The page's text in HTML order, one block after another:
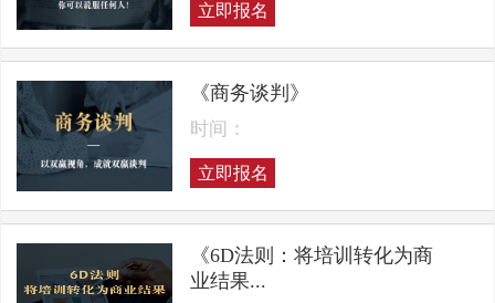
立即报名
《商务谈判》
时间：
立即报名
《6D法则：将培训转化为商
业结果...